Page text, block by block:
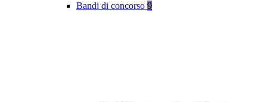
Bandi di concorso 9